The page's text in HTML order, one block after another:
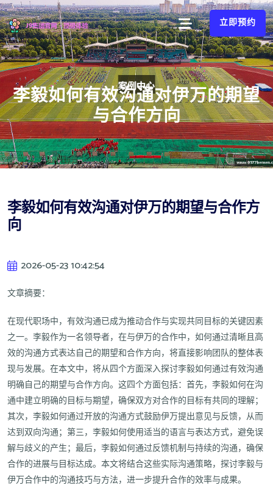
立即预约
李毅如何有效沟通对伊万的期望
与合作方向
李毅如何有效沟通对伊万的期望与合作方
向
2026-05-23 10:42:54
文章摘要：
在现代职场中，有效沟通已成为推动合作与实现共同目标的关键因素
之一。李毅作为一名领导者，在与伊万的合作中，如何通过清晰且高
效的沟通方式表达自己的期望和合作方向，将直接影响团队的整体表
现与发展。在本文中，将从四个方面深入探讨李毅如何通过有效沟通
明确自己的期望与合作方向。这四个方面包括：首先，李毅如何在沟
通中建立明确的目标与期望，确保双方对合作的目标有共同的理解；
其次，李毅如何通过开放的沟通方式鼓励伊万提出意见与反馈，从而
达到双向沟通；第三，李毅如何使用适当的语言与表达方式，避免误
解与歧义的产生；最后，李毅如何通过反馈机制与持续的沟通，确保
合作的进展与目标达成。本文将结合这些实际沟通策略，探讨李毅与
伊万合作中的沟通技巧与方法，进一步提升合作的效率与成果。